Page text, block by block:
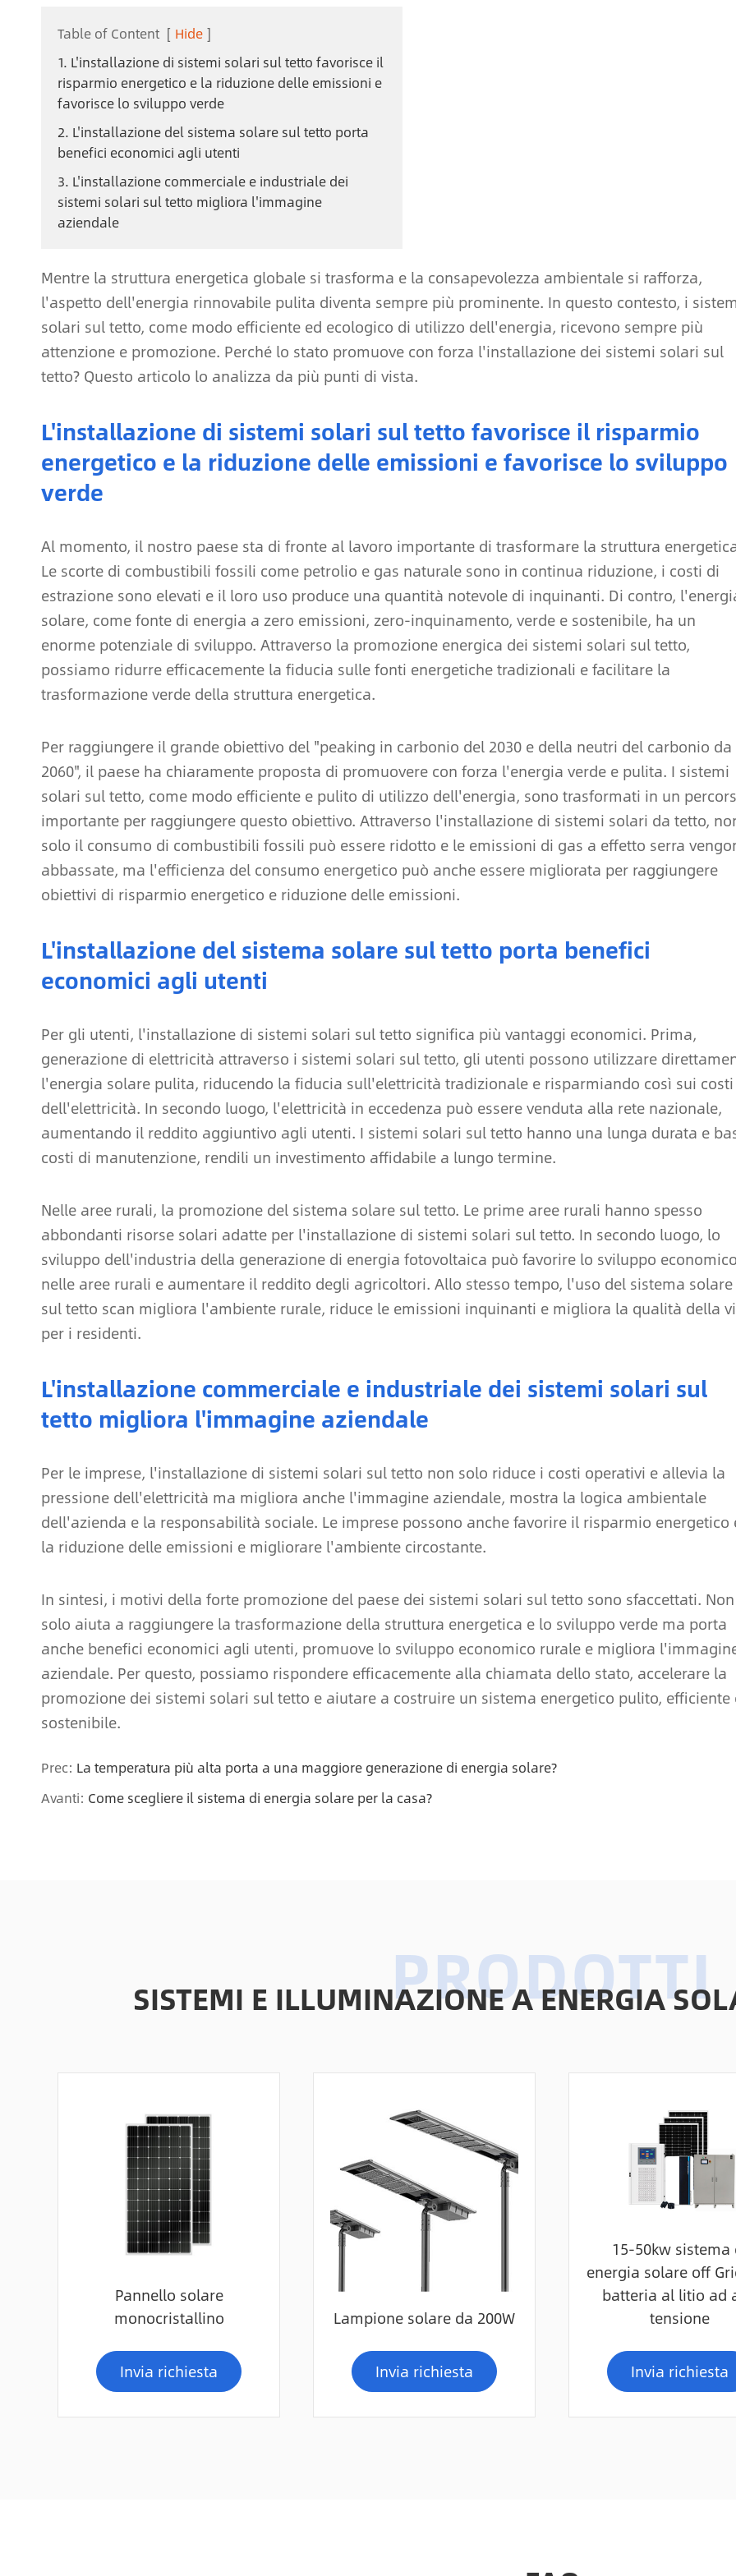
Table of Content [ Hide ]
1. L'installazione di sistemi solari sul tetto favorisce il
risparmio energetico e la riduzione delle emissioni e
favorisce lo sviluppo verde
2. L'installazione del sistema solare sul tetto porta
benefici economici agli utenti
3. L'installazione commerciale e industriale dei
sistemi solari sul tetto migliora l'immagine
aziendale
Mentre la struttura energetica globale si trasforma e la consapevolezza ambientale si rafforza,
l'aspetto dell'energia rinnovabile pulita diventa sempre più prominente. In questo contesto, i
solari sul tetto, come modo efficiente ed ecologico di utilizzo dell'energia, ricevono sempre più
attenzione e promozione. Perché lo stato promuove con forza l'installazione dei sistemi solari sul
tetto? Questo articolo lo analizza da più punti di vista.
L'installazione di sistemi solari sul tetto favorisce il risparmio
energetico e la riduzione delle emissioni e favorisce lo sviluppo
verde
Al momento, il nostro paese sta di fronte al lavoro importante di trasformare la struttura
Le scorte di combustibili fossili come petrolio e gas naturale sono in continua riduzione, i costi di
estrazione sono elevati e il loro uso produce una quantità notevole di inquinanti. Di contro,
solare, come fonte di energia a zero emissioni, zero-inquinamento, verde e sostenibile, ha un
enorme potenziale di sviluppo. Attraverso la promozione energica dei sistemi solari sul tetto,
possiamo ridurre efficacemente la fiducia sulle fonti energetiche tradizionali e facilitare la
trasformazione verde della struttura energetica.
Per raggiungere il grande obiettivo del "peaking in carbonio del 2030 e della neutri del carbonio da
2060", il paese ha chiaramente proposta di promuovere con forza l'energia verde e pulita. I sistemi
solari sul tetto, come modo efficiente e pulito di utilizzo dell'energia, sono trasformati in un
importante per raggiungere questo obiettivo. Attraverso l'installazione di sistemi solari da tetto,
solo il consumo di combustibili fossili può essere ridotto e le emissioni di gas a effetto serra
abbassate, ma l'efficienza del consumo energetico può anche essere migliorata per raggiungere
obiettivi di risparmio energetico e riduzione delle emissioni.
L'installazione del sistema solare sul tetto porta benefici
economici agli utenti
Per gli utenti, l'installazione di sistemi solari sul tetto significa più vantaggi economici. Prima,
generazione di elettricità attraverso i sistemi solari sul tetto, gli utenti possono utilizzare
l'energia solare pulita, riducendo la fiducia sull'elettricità tradizionale e risparmiando così sui costi
dell'elettricità. In secondo luogo, l'elettricità in eccedenza può essere venduta alla rete nazionale,
aumentando il reddito aggiuntivo agli utenti. I sistemi solari sul tetto hanno una lunga durata e
costi di manutenzione, rendili un investimento affidabile a lungo termine.
Nelle aree rurali, la promozione del sistema solare sul tetto. Le prime aree rurali hanno spesso
abbondanti risorse solari adatte per l'installazione di sistemi solari sul tetto. In secondo luogo, lo
sviluppo dell'industria della generazione di energia fotovoltaica può favorire lo sviluppo economico
nelle aree rurali e aumentare il reddito degli agricoltori. Allo stesso tempo, l'uso del sistema solare
sul tetto scan migliora l'ambiente rurale, riduce le emissioni inquinanti e migliora la qualità della
per i residenti.
L'installazione commerciale e industriale dei sistemi solari sul
tetto migliora l'immagine aziendale
Per le imprese, l'installazione di sistemi solari sul tetto non solo riduce i costi operativi e allevia la
pressione dell'elettricità ma migliora anche l'immagine aziendale, mostra la logica ambientale
dell'azienda e la responsabilità sociale. Le imprese possono anche favorire il risparmio energetico
la riduzione delle emissioni e migliorare l'ambiente circostante.
In sintesi, i motivi della forte promozione del paese dei sistemi solari sul tetto sono sfaccettati. Non
solo aiuta a raggiungere la trasformazione della struttura energetica e lo sviluppo verde ma porta
anche benefici economici agli utenti, promuove lo sviluppo economico rurale e migliora
aziendale. Per questo, possiamo rispondere efficacemente alla chiamata dello stato, accelerare la
promozione dei sistemi solari sul tetto e aiutare a costruire un sistema energetico pulito, efficiente
sostenibile.
Prec: La temperatura più alta porta a una maggiore generazione di energia solare?
Avanti: Come scegliere il sistema di energia solare per la casa?
SISTEMI E ILLUMINAZIONE A ENERGIA
Pannello solare
monocristallino
Invia richiesta
Lampione solare da 200W
Invia richiesta
15-50kw sistema
energia solare off
batteria al litio ad
tensione
Invia richiesta